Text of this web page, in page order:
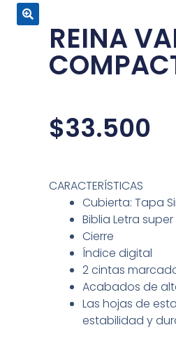
REINA
$33.500
CARACTERÍSTICAS
Cubierta: Tapa
Biblia Letra
Cierre
Índice digital
2 cintas
Acabados de
Las hojas de
estabilidad y